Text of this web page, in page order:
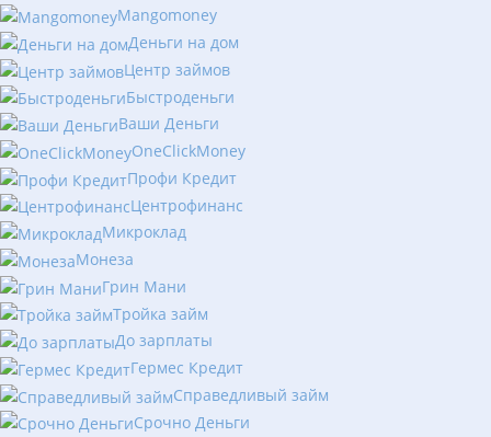
Mangomoney
Деньги на дом
Центр займов
Быстроденьги
Ваши Деньги
OneClickMoney
Профи Кредит
Центрофинанс
Микроклад
Монеза
Грин Мани
Тройка займ
До зарплаты
Гермес Кредит
Справедливый займ
Срочно Деньги